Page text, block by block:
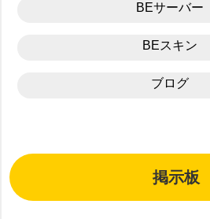
BEサーバー
BEスキン
ブログ
掲示板